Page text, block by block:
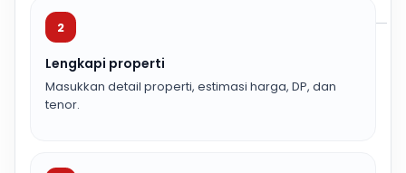
2
Lengkapi properti
Masukkan detail properti, estimasi harga, DP, dan
tenor.